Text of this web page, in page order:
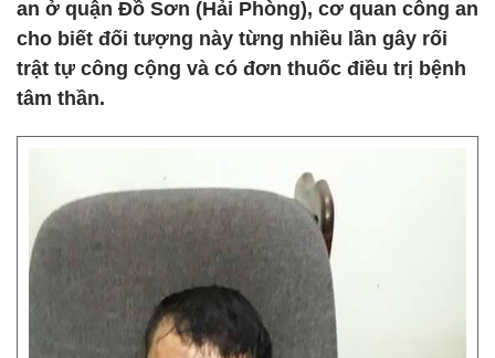
an ở quận Đồ Sơn (Hải Phòng), cơ quan công an
cho biết đối tượng này từng nhiều lần gây rối
trật tự công cộng và có đơn thuốc điều trị bệnh
tâm thần.